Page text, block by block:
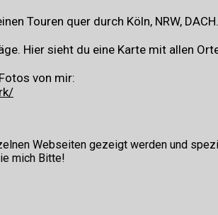
Touren quer durch Köln, NRW, DACH.
Hier sieht du eine Karte mit allen
von mir:
Webseiten gezeigt werden und
mich Bitte!